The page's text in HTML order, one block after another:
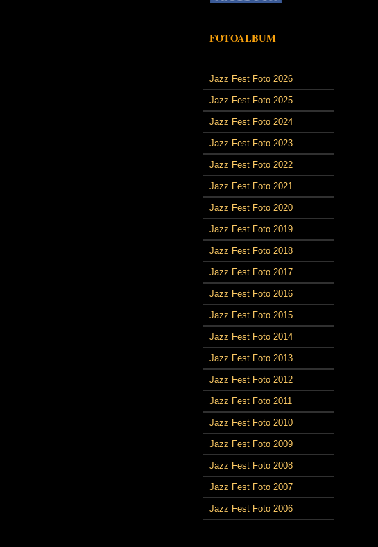
FOTOALBUM
Jazz Fest Foto 2026
Jazz Fest Foto 2025
Jazz Fest Foto 2024
Jazz Fest Foto 2023
Jazz Fest Foto 2022
Jazz Fest Foto 2021
Jazz Fest Foto 2020
Jazz Fest Foto 2019
Jazz Fest Foto 2018
Jazz Fest Foto 2017
Jazz Fest Foto 2016
Jazz Fest Foto 2015
Jazz Fest Foto 2014
Jazz Fest Foto 2013
Jazz Fest Foto 2012
Jazz Fest Foto 2011
Jazz Fest Foto 2010
Jazz Fest Foto 2009
Jazz Fest Foto 2008
Jazz Fest Foto 2007
Jazz Fest Foto 2006